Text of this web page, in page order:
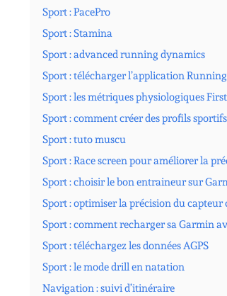
Sport : PacePro
Sport : Stamina
Sport : advanced running dynamics
Sport : télécharger l’application
Sport : les métriques physiologiques
Sport : comment créer des profils
Sport : tuto muscu
Sport : Race screen pour améliorer la
Sport : choisir le bon entraineur sur
Sport : optimiser la précision du capteur
Sport : comment recharger sa Garmin
Sport : téléchargez les données AGPS
Sport : le mode drill en natation
Navigation : suivi d’itinéraire